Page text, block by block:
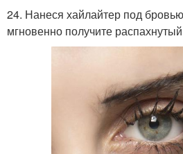
24. Нанеся хайлайтер под
мгновенно получите